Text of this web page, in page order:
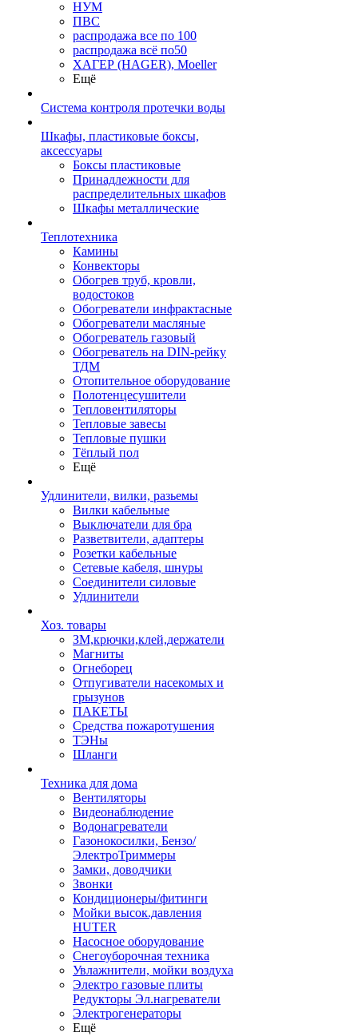
НУМ
ПВС
распродажа все по 100
распродажа всё по50
ХАГЕР (HAGER), Moeller
Ещё
Система контроля протечки воды
Шкафы, пластиковые боксы,
аксессуары
Боксы пластиковые
Принадлежности для
распределительных шкафов
Шкафы металлические
Теплотехника
Камины
Конвекторы
Обогрев труб, кровли,
водостоков
Обогреватели инфрактасные
Обогреватели масляные
Обогреватель газовый
Обогреватель на DIN-рейку
ТДМ
Отопительное оборудование
Полотенцесушители
Тепловентиляторы
Тепловые завесы
Тепловые пушки
Тёплый пол
Ещё
Удлинители, вилки, разьемы
Вилки кабельные
Выключатели для бра
Разветвители, адаптеры
Розетки кабельные
Сетевые кабеля, шнуры
Соединители силовые
Удлинители
Хоз. товары
ЗМ,крючки,клей,держатели
Магниты
Огнеборец
Отпугиватели насекомых и
грызунов
ПАКЕТЫ
Средства пожаротушения
ТЭНы
Шланги
Техника для дома
Вентиляторы
Видеонаблюдение
Водонагреватели
Газонокосилки, Бензо/
ЭлектроТриммеры
Замки, доводчики
Звонки
Кондиционеры/фитинги
Мойки высок.давления
HUTER
Насосное оборудование
Снегоуборочная техника
Увлажнители, мойки воздуха
Электро газовые плиты
Редукторы Эл.нагреватели
Электрогенераторы
Ещё